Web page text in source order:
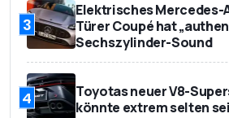
3
Elektrisches Mercedes-
Türer Coupé hat
Sechszylinder-Sound
4
Toyotas neuer V8-
könnte extrem selten